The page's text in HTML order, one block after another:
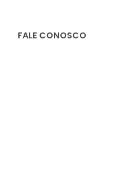
FALE CONOSCO